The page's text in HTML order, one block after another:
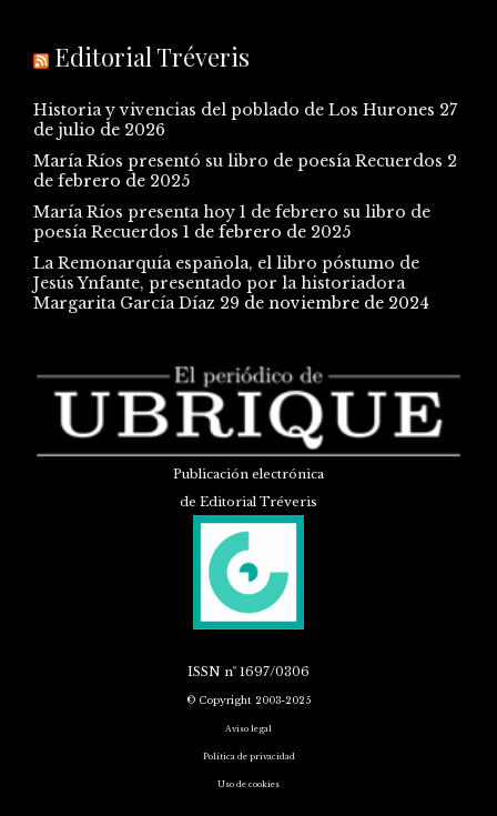
Editorial Tréveris
Historia y vivencias del poblado de Los Hurones 27
de julio de 2026
María Ríos presentó su libro de poesía Recuerdos 2
de febrero de 2025
María Ríos presenta hoy 1 de febrero su libro de
poesía Recuerdos 1 de febrero de 2025
La Remonarquía española, el libro póstumo de
Jesús Ynfante, presentado por la historiadora
Margarita García Díaz 29 de noviembre de 2024
Publicación electrónica
de Editorial Tréveris
ISSN nº 1697/0306
© Copyright 2003-2025
Aviso legal
Política de privacidad
Uso de cookies